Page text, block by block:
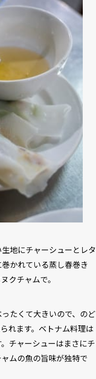
地にチャーシューとレタ
かれている蒸し春巻き
クチャムで。
たくて大きいので、のど
れます。ベトナム料理は
チャーシューはまさにチ
ムの魚の旨味が独特で